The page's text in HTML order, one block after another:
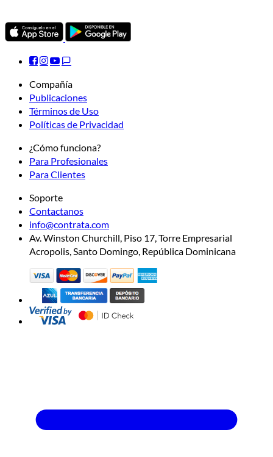
Compañía
Publicaciones
Términos de Uso
Políticas de Privacidad
¿Cómo funciona?
Para Profesionales
Para Clientes
Soporte
Contactanos
info@contrata.com
Av. Winston Churchill, Piso 17, Torre Empresarial
Acropolis, Santo Domingo, República Dominicana